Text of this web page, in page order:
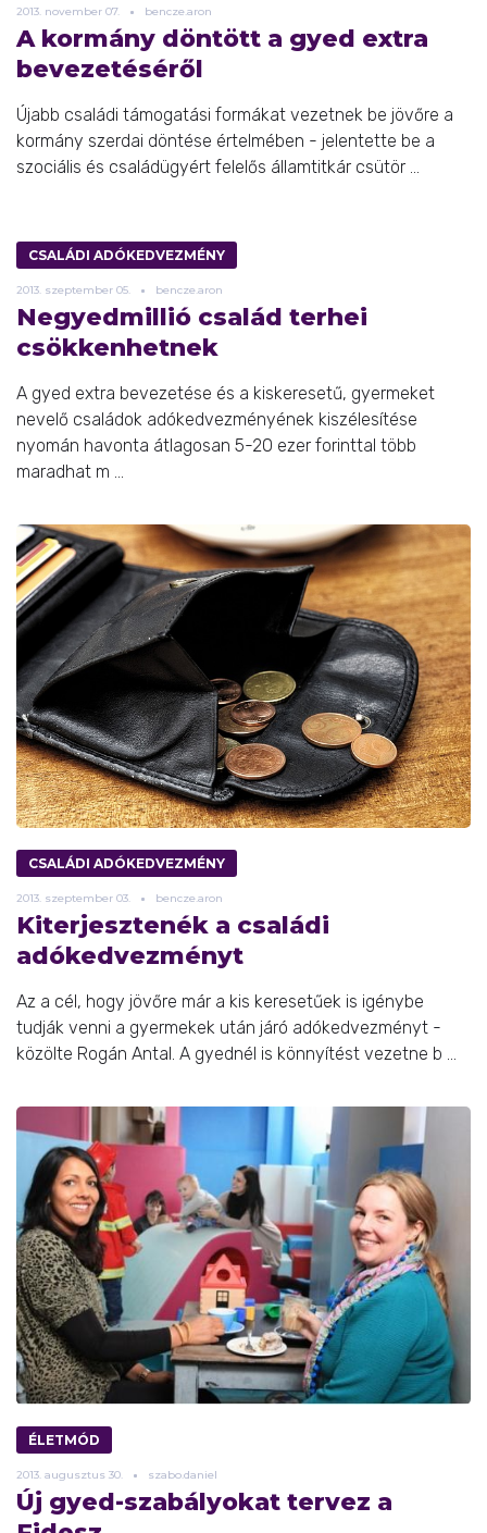
2013. november 07. bencze.aron
A kormány döntött a gyed extra
bevezetéséről
Újabb családi támogatási formákat vezetnek be jövőre a
kormány szerdai döntése értelmében - jelentette be a
szociális és családügyért felelős államtitkár csütör ...
CSALÁDI ADÓKEDVEZMÉNY
2013. szeptember 05. bencze.aron
Negyedmillió család terhei
csökkenhetnek
A gyed extra bevezetése és a kiskeresetű, gyermeket
nevelő családok adókedvezményének kiszélesítése
nyomán havonta átlagosan 5-20 ezer forinttal több
maradhat m ...
CSALÁDI ADÓKEDVEZMÉNY
2013. szeptember 03. bencze.aron
Kiterjesztenék a családi
adókedvezményt
Az a cél, hogy jövőre már a kis keresetűek is igénybe
tudják venni a gyermekek után járó adókedvezményt -
közölte Rogán Antal. A gyednél is könnyítést vezetne b ...
ÉLETMÓD
2013. augusztus 30. szabo.daniel
Új gyed-szabályokat tervez a